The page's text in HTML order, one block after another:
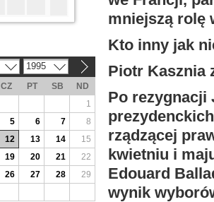
mniejszą rolę
Kto inny jak
Piotr Kasznia
Po rezygnacji
rządzącej
kwietniu i
Edouard
wynik
1995
CZ PT SB
ND
1
5 6 7
8
12 13 14
15
19 20 21
22
26 27 28
29